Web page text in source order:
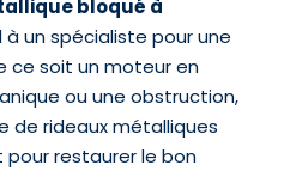
bloqué à
à un spécialiste pour une
ce soit un moteur en
ou une obstruction,
de rideaux métalliques
restaurer le bon